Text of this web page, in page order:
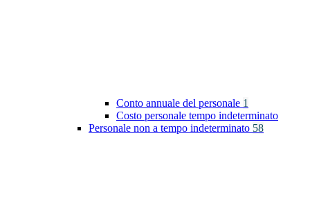
Conto annuale del personale 1
Costo personale tempo indeterminato
Personale non a tempo indeterminato 58